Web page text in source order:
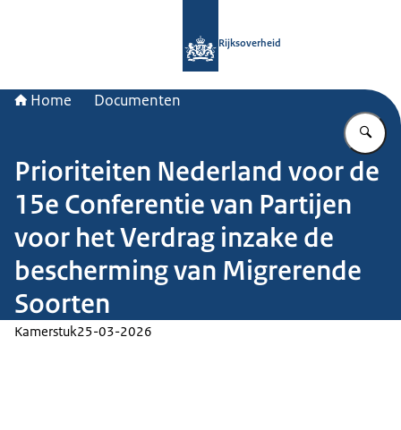
Rijksoverheid
Home Documenten
Prioriteiten Nederland voor de
15e Conferentie van Partijen
voor het Verdrag inzake de
bescherming van Migrerende
Soorten
Kamerstuk25-03-2026